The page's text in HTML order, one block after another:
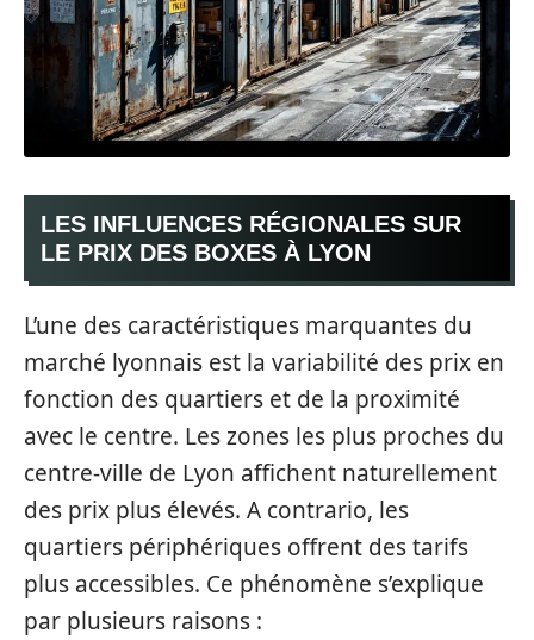
LES INFLUENCES RÉGIONALES SUR
LE PRIX DES BOXES À LYON
L’une des caractéristiques marquantes du
marché lyonnais est la variabilité des prix en
fonction des quartiers et de la proximité
avec le centre. Les zones les plus proches du
centre-ville de Lyon affichent naturellement
des prix plus élevés. A contrario, les
quartiers périphériques offrent des tarifs
plus accessibles. Ce phénomène s’explique
par plusieurs raisons :